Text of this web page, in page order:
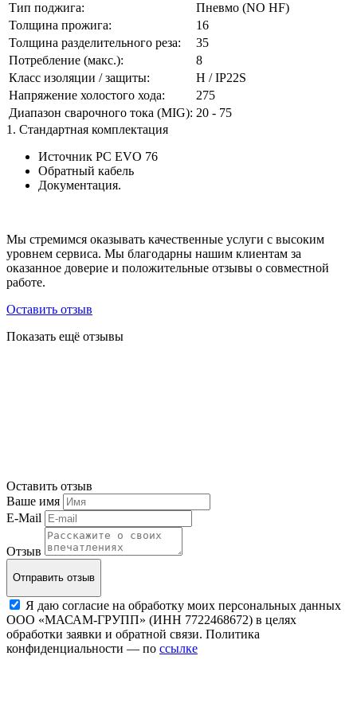
Тип поджига:
Пневмо (NO HF)
Толщина прожига:
16
Толщина разделительного реза:
35
Потребление (макс.):
8
Класс изоляции / защиты:
H / IP22S
Напряжение холостого хода:
275
Диапазон сварочного тока (MIG): 20 - 75
1. Стандартная комплектация
Источник РС EVO 76
Обратный кабель
Документация.
Мы стремимся оказывать качественные услуги с высоким
уровнем сервиса. Мы благодарны нашим клиентам за
оказанное доверие и положительные отзывы о совместной
работе.
Оставить отзыв
Показать ещё отзывы
Оставить отзыв
Ваше имя
E-Mail
Отзыв
Отправить отзыв
Я даю согласие на обработку моих персональных данных
ООО «МАСАМ-ГРУПП» (ИНН 7722468672) в целях
обработки заявки и обратной связи. Политика
конфиденциальности — по ссылке